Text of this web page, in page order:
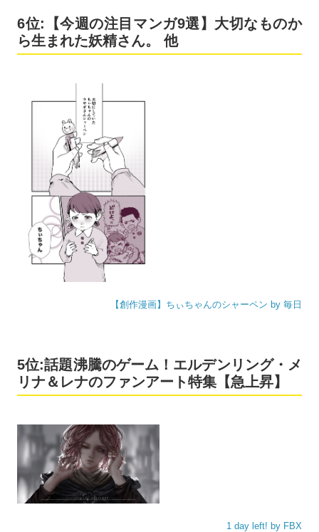
6位:【今週の注目マンガ9選】大切なものか
ら生まれた妖精さん。 他
【創作漫画】ちぃちゃんのシャーペン by 毎日
5位:話題沸騰のゲーム！エルデンリング・メ
リナ＆レナのファンアート特集【急上昇】
1 day left! by FBX